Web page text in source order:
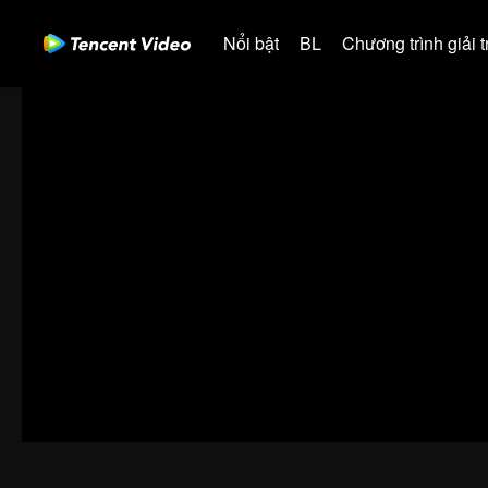
Nổi bật BL Chương trình giải